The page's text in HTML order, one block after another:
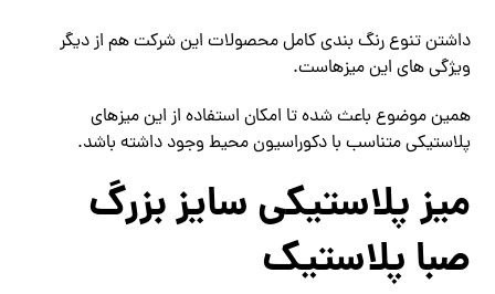
داشتن تنوع رنگ بندی کامل محصولات این شرکت هم از دیگر
ویژگی های این میزهاست.
همین موضوع باعث شده تا امکان استفاده از این میزهای
پلاستیکی متناسب با دکوراسیون محیط وجود داشته باشد.
میز پلاستیکی سایز بزرگ
صبا پلاستیک